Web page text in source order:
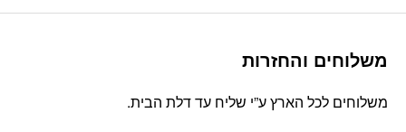
משלוחים והחזרות
משלוחים לכל הארץ ע”י שליח עד דלת הבית.